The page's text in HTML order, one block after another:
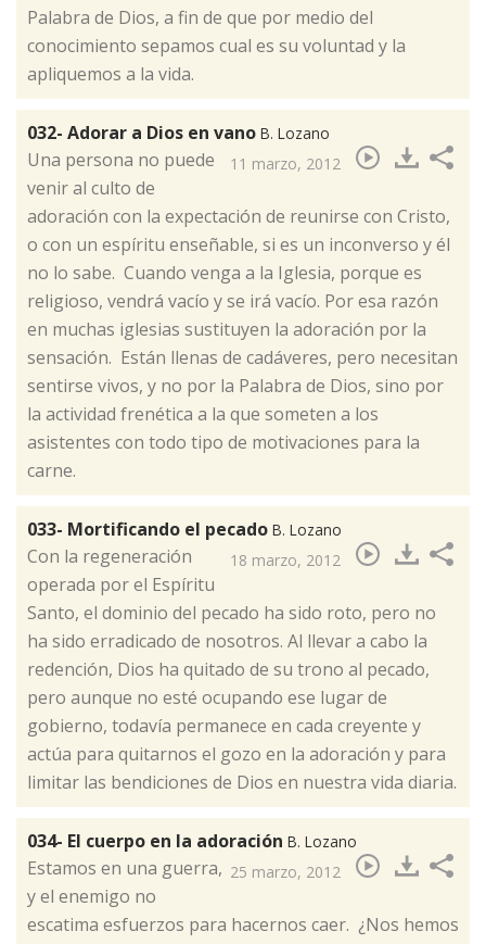
Palabra de Dios, a fin de que por medio del
conocimiento sepamos cual es su voluntad y la
apliquemos a la vida.
032- Adorar a Dios en vano B. Lozano
11 marzo, 2012
​Una persona no puede
venir al culto de
adoración con la expectación de reunirse con Cristo,
o con un espíritu enseñable, si es un inconverso y él
no lo sabe. Cuando venga a la Iglesia, porque es
religioso, vendrá vacío y se irá vacío. Por esa razón
en muchas iglesias sustituyen la adoración por la
sensación. Están llenas de cadáveres, pero necesitan
sentirse vivos, y no por la Palabra de Dios, sino por
la actividad frenética a la que someten a los
asistentes con todo tipo de motivaciones para la
carne.
033- Mortificando el pecado B. Lozano
18 marzo, 2012
Con la regeneración
operada por el Espíritu
Santo, el dominio del pecado ha sido roto, pero no
ha sido erradicado de nosotros. Al llevar a cabo la
redención, Dios ha quitado de su trono al pecado,
pero aunque no esté ocupando ese lugar de
gobierno, todavía permanece en cada creyente y
actúa para quitarnos el gozo en la adoración y para
limitar las bendiciones de Dios en nuestra vida diaria.​
034- El cuerpo en la adoración B. Lozano
25 marzo, 2012
​Estamos en una guerra,
y el enemigo no
escatima esfuerzos para hacernos caer. ¿Nos hemos